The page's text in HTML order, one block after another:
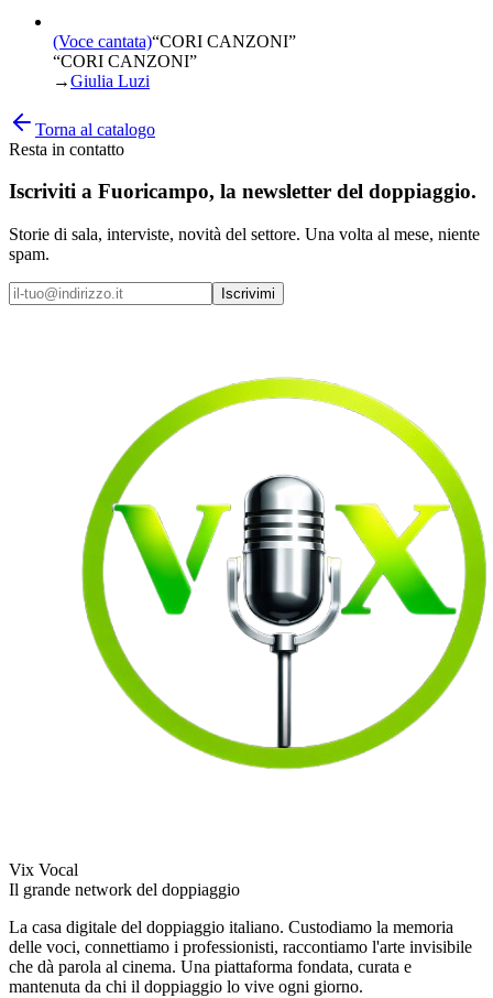
(Voce cantata)“CORI CANZONI”
“CORI CANZONI”
→Giulia Luzi
Torna al catalogo
Resta in contatto
Iscriviti a Fuoricampo, la newsletter del doppiaggio.
Storie di sala, interviste, novità del settore. Una volta al mese, niente
spam.
Iscrivimi
Vix Vocal
Il grande network del doppiaggio
La casa digitale del doppiaggio italiano. Custodiamo la memoria
delle voci, connettiamo i professionisti, raccontiamo l'arte invisibile
che dà parola al cinema. Una piattaforma fondata, curata e
mantenuta da chi il doppiaggio lo vive ogni giorno.